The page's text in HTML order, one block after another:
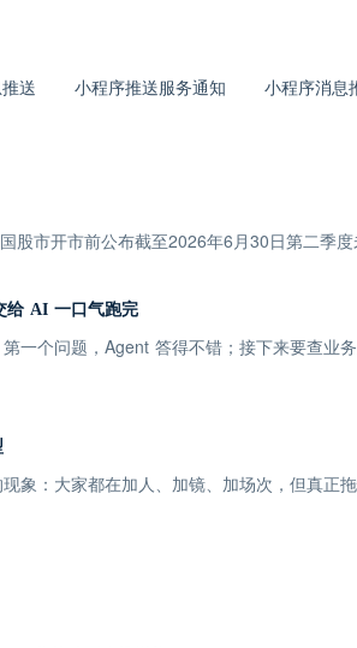
送 小程序推送服务通知 小程序消息
市开市前公布截至2026年6月30日第二季度
给 AI 一口气跑完
一个问题，Agent 答得不错；接下来要查业
象：大家都在加人、加镜、加场次，但真正